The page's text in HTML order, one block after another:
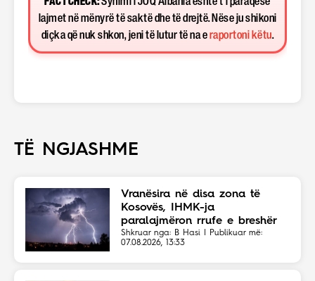
lajmet në mënyrë të saktë dhe të drejtë. Nëse ju shikoni
diçka që nuk shkon, jeni të lutur të na e raportoni këtu.
TË NGJASHME
Vranësira në disa zona të
Kosovës, IHMK-ja
paralajmëron rrufe e breshër
Shkruar nga: B Hasi | Publikuar më:
07.08.2026, 13:33